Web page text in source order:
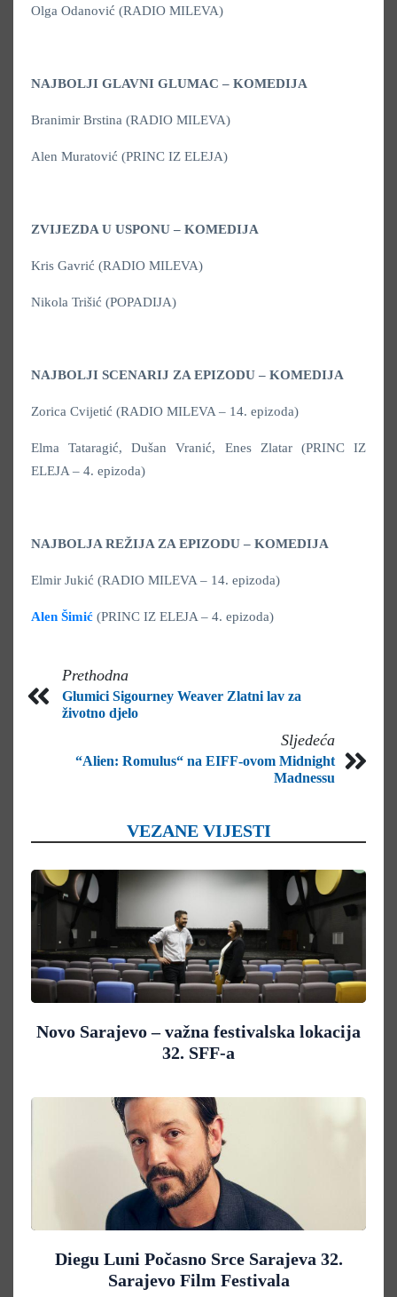
Olga Odanović (RADIO MILEVA)
NAJBOLJI GLAVNI GLUMAC – KOMEDIJA
Branimir Brstina (RADIO MILEVA)
Alen Muratović (PRINC IZ ELEJA)
ZVIJEZDA U USPONU – KOMEDIJA
Kris Gavrić (RADIO MILEVA)
Nikola Trišić (POPADIJA)
NAJBOLJI SCENARIJ ZA EPIZODU – KOMEDIJA
Zorica Cvijetić (RADIO MILEVA – 14. epizoda)
Elma Tataragić, Dušan Vranić, Enes Zlatar (PRINC IZ
ELEJA – 4. epizoda)
NAJBOLJA REŽIJA ZA EPIZODU – KOMEDIJA
Elmir Jukić (RADIO MILEVA – 14. epizoda)
Alen Šimić (PRINC IZ ELEJA – 4. epizoda)
Prethodna
Glumici Sigourney Weaver Zlatni lav za
životno djelo
Sljedeća
“Alien: Romulus“ na EIFF-ovom Midnight
Madnessu
VEZANE VIJESTI
Novo Sarajevo – važna festivalska lokacija
32. SFF-a
Diegu Luni Počasno Srce Sarajeva 32.
Sarajevo Film Festivala